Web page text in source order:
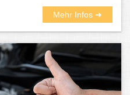
Mehr Infos ➜